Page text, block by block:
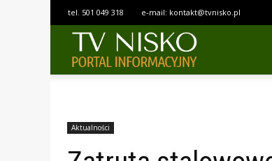
tel. 501 049 318 e-mail: kontakt@tvnisko.pl
Aktualności